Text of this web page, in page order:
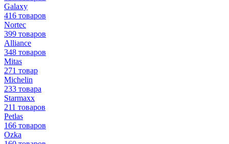
Galaxy
416 товаров
Nortec
399 товаров
Alliance
348 товаров
Mitas
271 товар
Michelin
233 товара
Starmaxx
211 товаров
Petlas
166 товаров
Ozka